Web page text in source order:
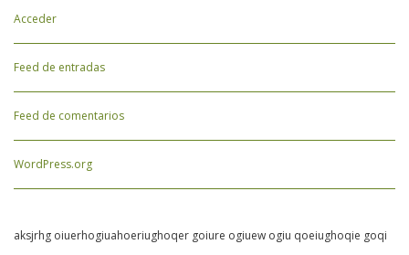
Acceder
Feed de entradas
Feed de comentarios
WordPress.org
aksjrhg oiuerhogiuahoeriughoqer goiure ogiuew ogiu qoeiughoqie goqi